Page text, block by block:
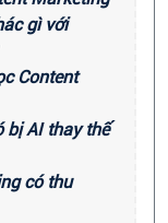
gì với
Content
bị AI thay thế
có thu